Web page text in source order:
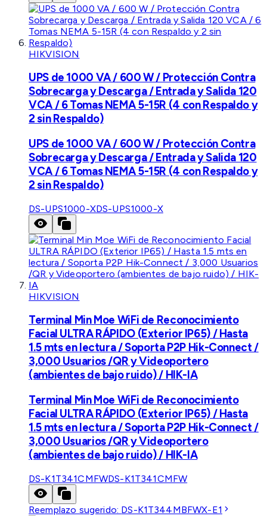
HIKVISION
UPS de 1000 VA / 600 W / Protección Contra
Sobrecarga y Descarga / Entrada y Salida 120
VCA / 6 Tomas NEMA 5-15R (4 con Respaldo y
2 sin Respaldo)
UPS de 1000 VA / 600 W / Protección Contra
Sobrecarga y Descarga / Entrada y Salida 120
VCA / 6 Tomas NEMA 5-15R (4 con Respaldo y
2 sin Respaldo)
DS-UPS1000-XDS-UPS1000-X
HIKVISION
Terminal Min Moe WiFi de Reconocimiento
Facial ULTRA RÁPIDO (Exterior IP65) / Hasta
1.5 mts en lectura / Soporta P2P Hik-Connect /
3,000 Usuarios /QR y Videoportero
(ambientes de bajo ruido) / HIK-IA
Terminal Min Moe WiFi de Reconocimiento
Facial ULTRA RÁPIDO (Exterior IP65) / Hasta
1.5 mts en lectura / Soporta P2P Hik-Connect /
3,000 Usuarios /QR y Videoportero
(ambientes de bajo ruido) / HIK-IA
DS-K1T341CMFWDS-K1T341CMFW
Reemplazo sugerido: DS-K1T344MBFWX-E1